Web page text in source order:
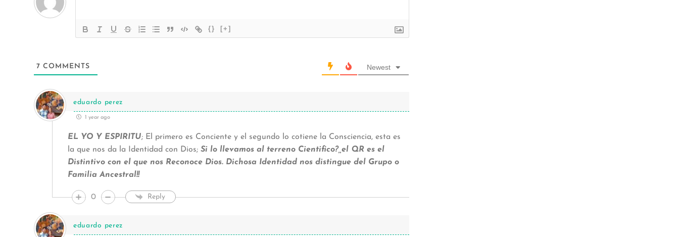
{} [+]
7 COMMENTS Newest
eduardo perez
1 year ago
EL YO Y ESPIRITU; El primero es Conciente y el segundo lo cotiene la Consciencia, esta es
la que nos da la Identidad con Dios; Si lo llevamos al terreno Cientifico?,,el QR es el
Distintivo con el que nos Reconoce Dios. Dichosa Identidad nos distingue del Grupo o
Familia Ancestral!!
0 Reply
eduardo perez